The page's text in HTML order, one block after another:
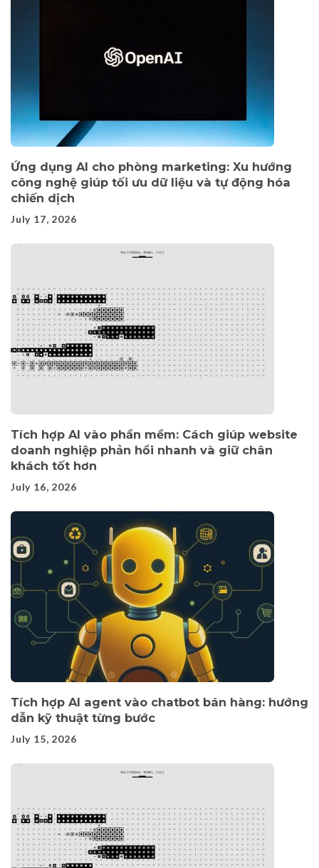
Ứng dụng AI cho phòng marketing: Xu hướng
công nghệ giúp tối ưu dữ liệu và tự động hóa
chiến dịch
July 17, 2026
Tích hợp AI vào phần mềm: Cách giúp website
doanh nghiệp phản hồi nhanh và giữ chân
khách tốt hơn
July 16, 2026
Tích hợp AI agent vào chatbot bán hàng: hướng
dẫn kỹ thuật từng bước
July 15, 2026